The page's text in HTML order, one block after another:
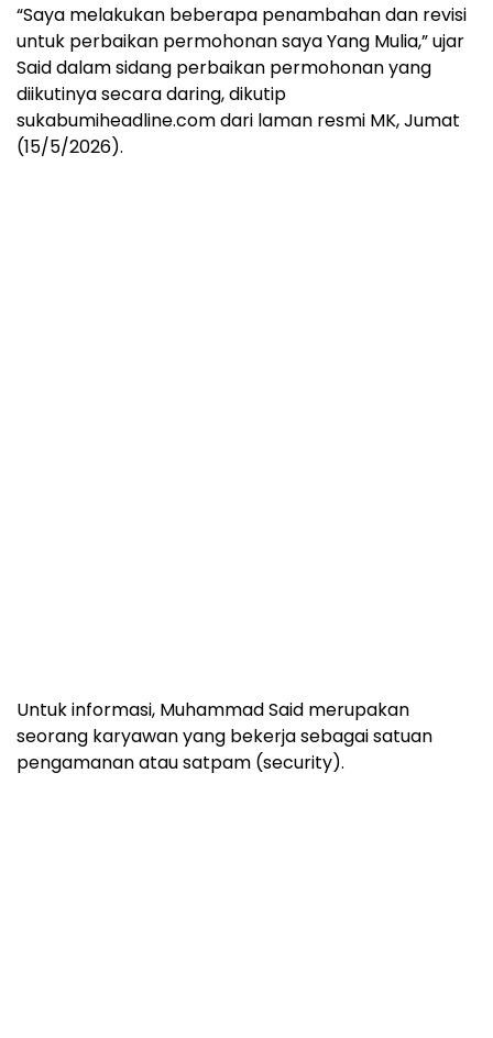
“Saya melakukan beberapa penambahan dan revisi
untuk perbaikan permohonan saya Yang Mulia,” ujar
Said dalam sidang perbaikan permohonan yang
diikutinya secara daring, dikutip
sukabumiheadline.com dari laman resmi MK, Jumat
(15/5/2026).
Untuk informasi, Muhammad Said merupakan
seorang karyawan yang bekerja sebagai satuan
pengamanan atau satpam (security).